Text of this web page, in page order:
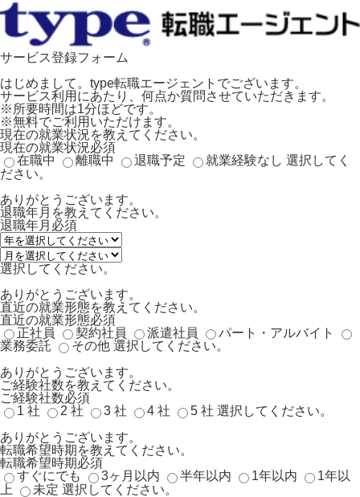
サービス登録フォーム
はじめまして。type転職エージェントでございます。
サービス利用にあたり、何点か質問させていただきます。
※所要時間は1分ほどです。
※無料でご利用いただけます。
現在の就業状況を教えてください。
現在の就業状況必須
在職中
離職中 退職予定 就業経験なし 選択してく
ださい。
ありがとうございます。
退職年月を教えてください。
退職年月 必須
選択してください。
ありがとうございます。
直近の就業形態を教えてください。
直近の就業形態必須
正社員
契約社員 派遣社員
パート・アルバイト
業務委託
その他 選択してください。
ありがとうございます。
ご経験社数を教えてください。
ご経験社数必須
1 社
2 社 3 社 4 社 5 社 選択してください。
ありがとうございます。
転職希望時期を教えてください。
転職希望時期必須
すぐにでも
3ヶ月以内 半年以内 1年以内
1年以
上
未定 選択してください。